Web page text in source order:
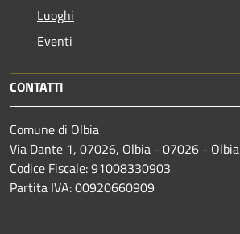
Luoghi
Eventi
CONTATTI
Comune di Olbia
Via Dante 1, 07026, Olbia - 07026 - Olbia
Codice Fiscale: 91008330903
Partita IVA: 00920660909